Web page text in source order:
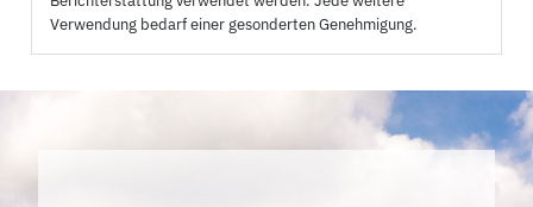
Verwendung bedarf einer gesonderten Genehmigung.